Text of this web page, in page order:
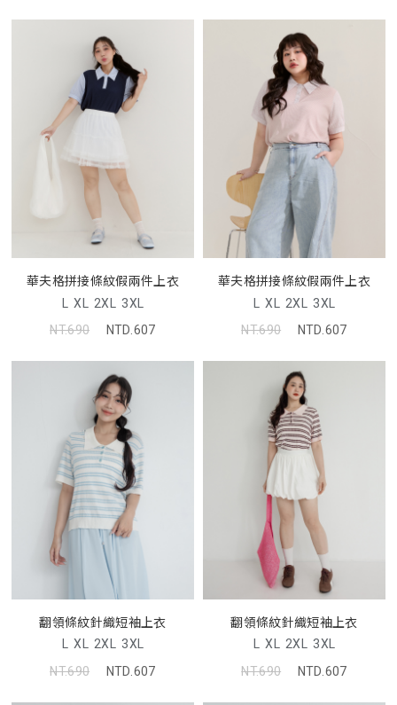
華夫格拼接條紋假兩件上衣
L XL 2XL 3XL
NT.690
NTD.607
華夫格拼接條紋假兩件上衣
L XL 2XL 3XL
NT.690
NTD.607
翻領條紋針織短袖上衣
L XL 2XL 3XL
NT.690
NTD.607
翻領條紋針織短袖上衣
L XL 2XL 3XL
NT.690
NTD.607